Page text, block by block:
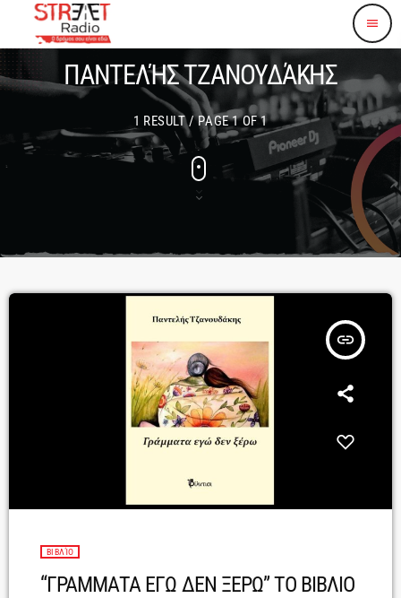
menu
ΠΑΝΤΕΛΉΣ ΤΖΑΝΟΥΔΆΚΗΣ
1 RESULT / PAGE 1 OF 1
insert_link
ΒΙΒΛΊΟ
“ΓΡΑΜΜΑΤΑ ΕΓΩ ΔΕΝ ΞΕΡΩ” ΤΟ ΒΙΒΛΙΟ